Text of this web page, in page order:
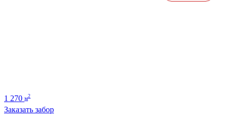
1 270 м2
Заказать забор